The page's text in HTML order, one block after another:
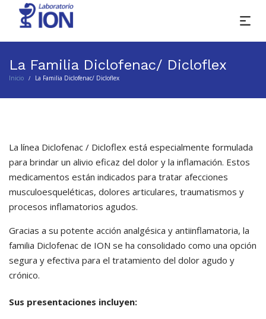
La Familia Diclofenac/ Dicloflex
Inicio / La Familia Diclofenac/ Dicloflex
La línea Diclofenac / Dicloflex está especialmente formulada
para brindar un alivio eficaz del dolor y la inflamación. Estos
medicamentos están indicados para tratar afecciones
musculoesqueléticas, dolores articulares, traumatismos y
procesos inflamatorios agudos.
Gracias a su potente acción analgésica y antiinflamatoria, la
familia Diclofenac de ION se ha consolidado como una opción
segura y efectiva para el tratamiento del dolor agudo y
crónico.
Sus presentaciones incluyen: